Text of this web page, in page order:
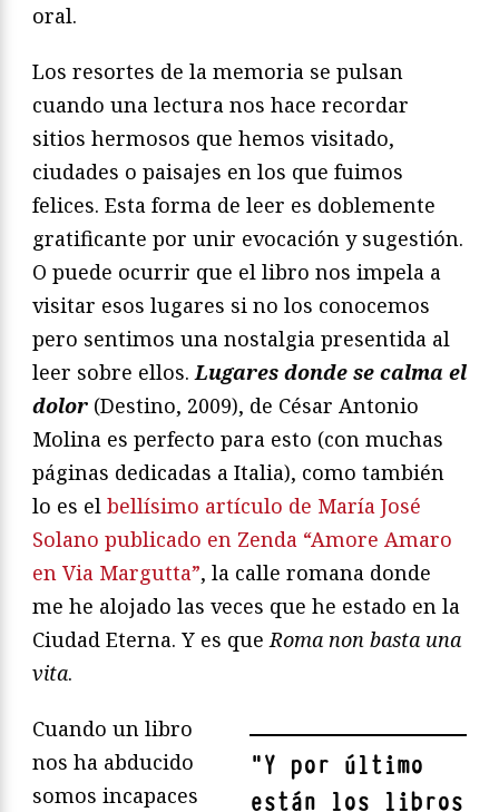
oral.
Los resortes de la memoria se pulsan
cuando una lectura nos hace recordar
sitios hermosos que hemos visitado,
ciudades o paisajes en los que fuimos
felices. Esta forma de leer es doblemente
gratificante por unir evocación y sugestión.
O puede ocurrir que el libro nos impela a
visitar esos lugares si no los conocemos
pero sentimos una nostalgia presentida al
leer sobre ellos. Lugares donde se calma el
dolor (Destino, 2009), de César Antonio
Molina es perfecto para esto (con muchas
páginas dedicadas a Italia), como también
lo es el bellísimo artículo de María José
Solano publicado en Zenda “Amore Amaro
en Via Margutta”, la calle romana donde
me he alojado las veces que he estado en la
Ciudad Eterna. Y es que Roma non basta una
vita.
"Y por último
están los libros
Cuando un libro
nos ha abducido
somos incapaces